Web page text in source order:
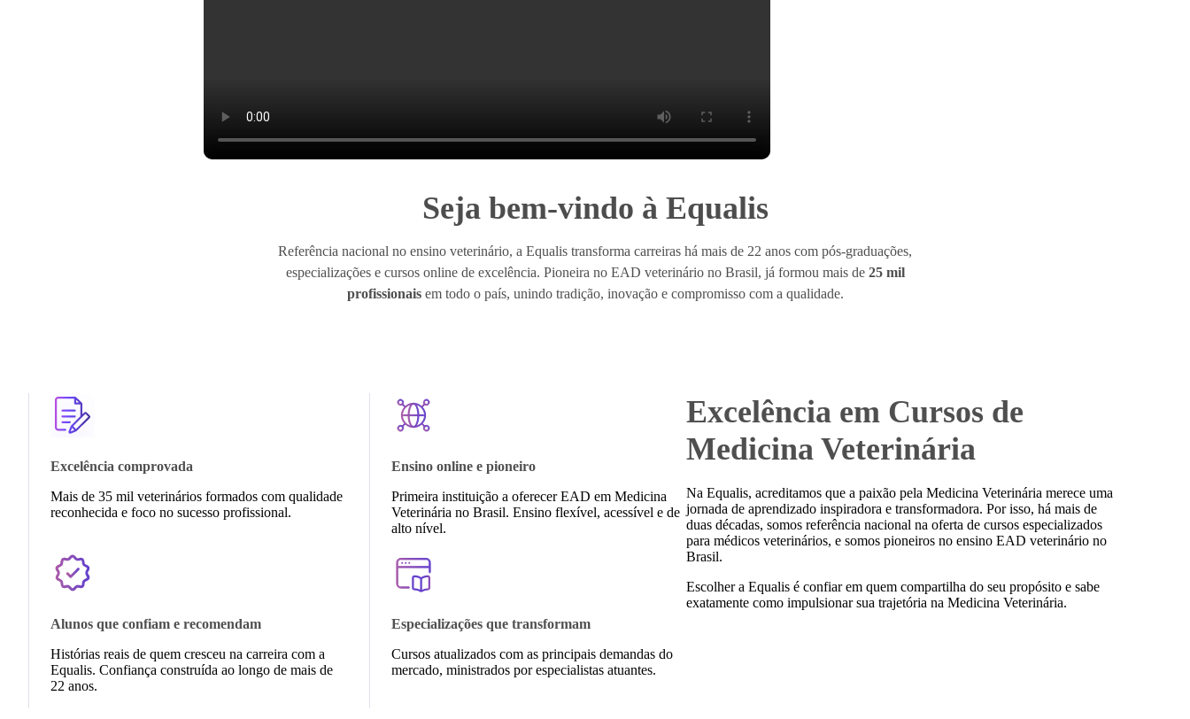
Seja bem-vindo à Equalis
Referência nacional no ensino veterinário, a Equalis transforma carreiras há mais de 22 anos com pós-graduações,
especializações e cursos online de excelência. Pioneira no EAD veterinário no Brasil, já formou mais de 25 mil
profissionaisem todo o país, unindo tradição, inovação e compromisso com a qualidade.
Excelência comprovada
Mais de 35 mil veterinários formados com qualidade
reconhecida e foco no sucesso profissional.
Ensino online e pioneiro
Primeira instituição a oferecer EAD em Medicina
Veterinária no Brasil. Ensino flexível, acessível e de
alto nível.
Alunos que confiam e recomendam
Histórias reais de quem cresceu na carreira com a
Equalis. Confiança construída ao longo de mais de
22 anos.
Especializações que transformam
Cursos atualizados com as principais demandas do
mercado, ministrados por especialistas atuantes.
Excelência em Cursos de
Medicina Veterinária
Na Equalis, acreditamos que a paixão pela Medicina Veterinária merece uma
jornada de aprendizado inspiradora e transformadora. Por isso, há mais de
duas décadas, somos referência nacional na oferta de cursos especializados
para médicos veterinários, e somos pioneiros no ensino EAD veterinário no
Brasil.
Escolher a Equalis é confiar em quem compartilha do seu propósito e sabe
exatamente como impulsionar sua trajetória na Medicina Veterinária.